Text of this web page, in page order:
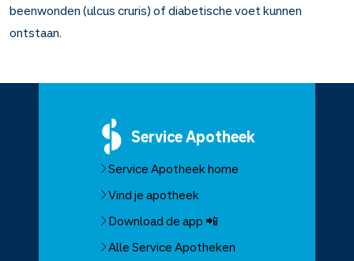
beenwonden (ulcus cruris) of diabetische voet kunnen
ontstaan.
ServiceApotheek
Service Apotheek home
Vind je apotheek
Download de app 📲
Alle Service Apotheken